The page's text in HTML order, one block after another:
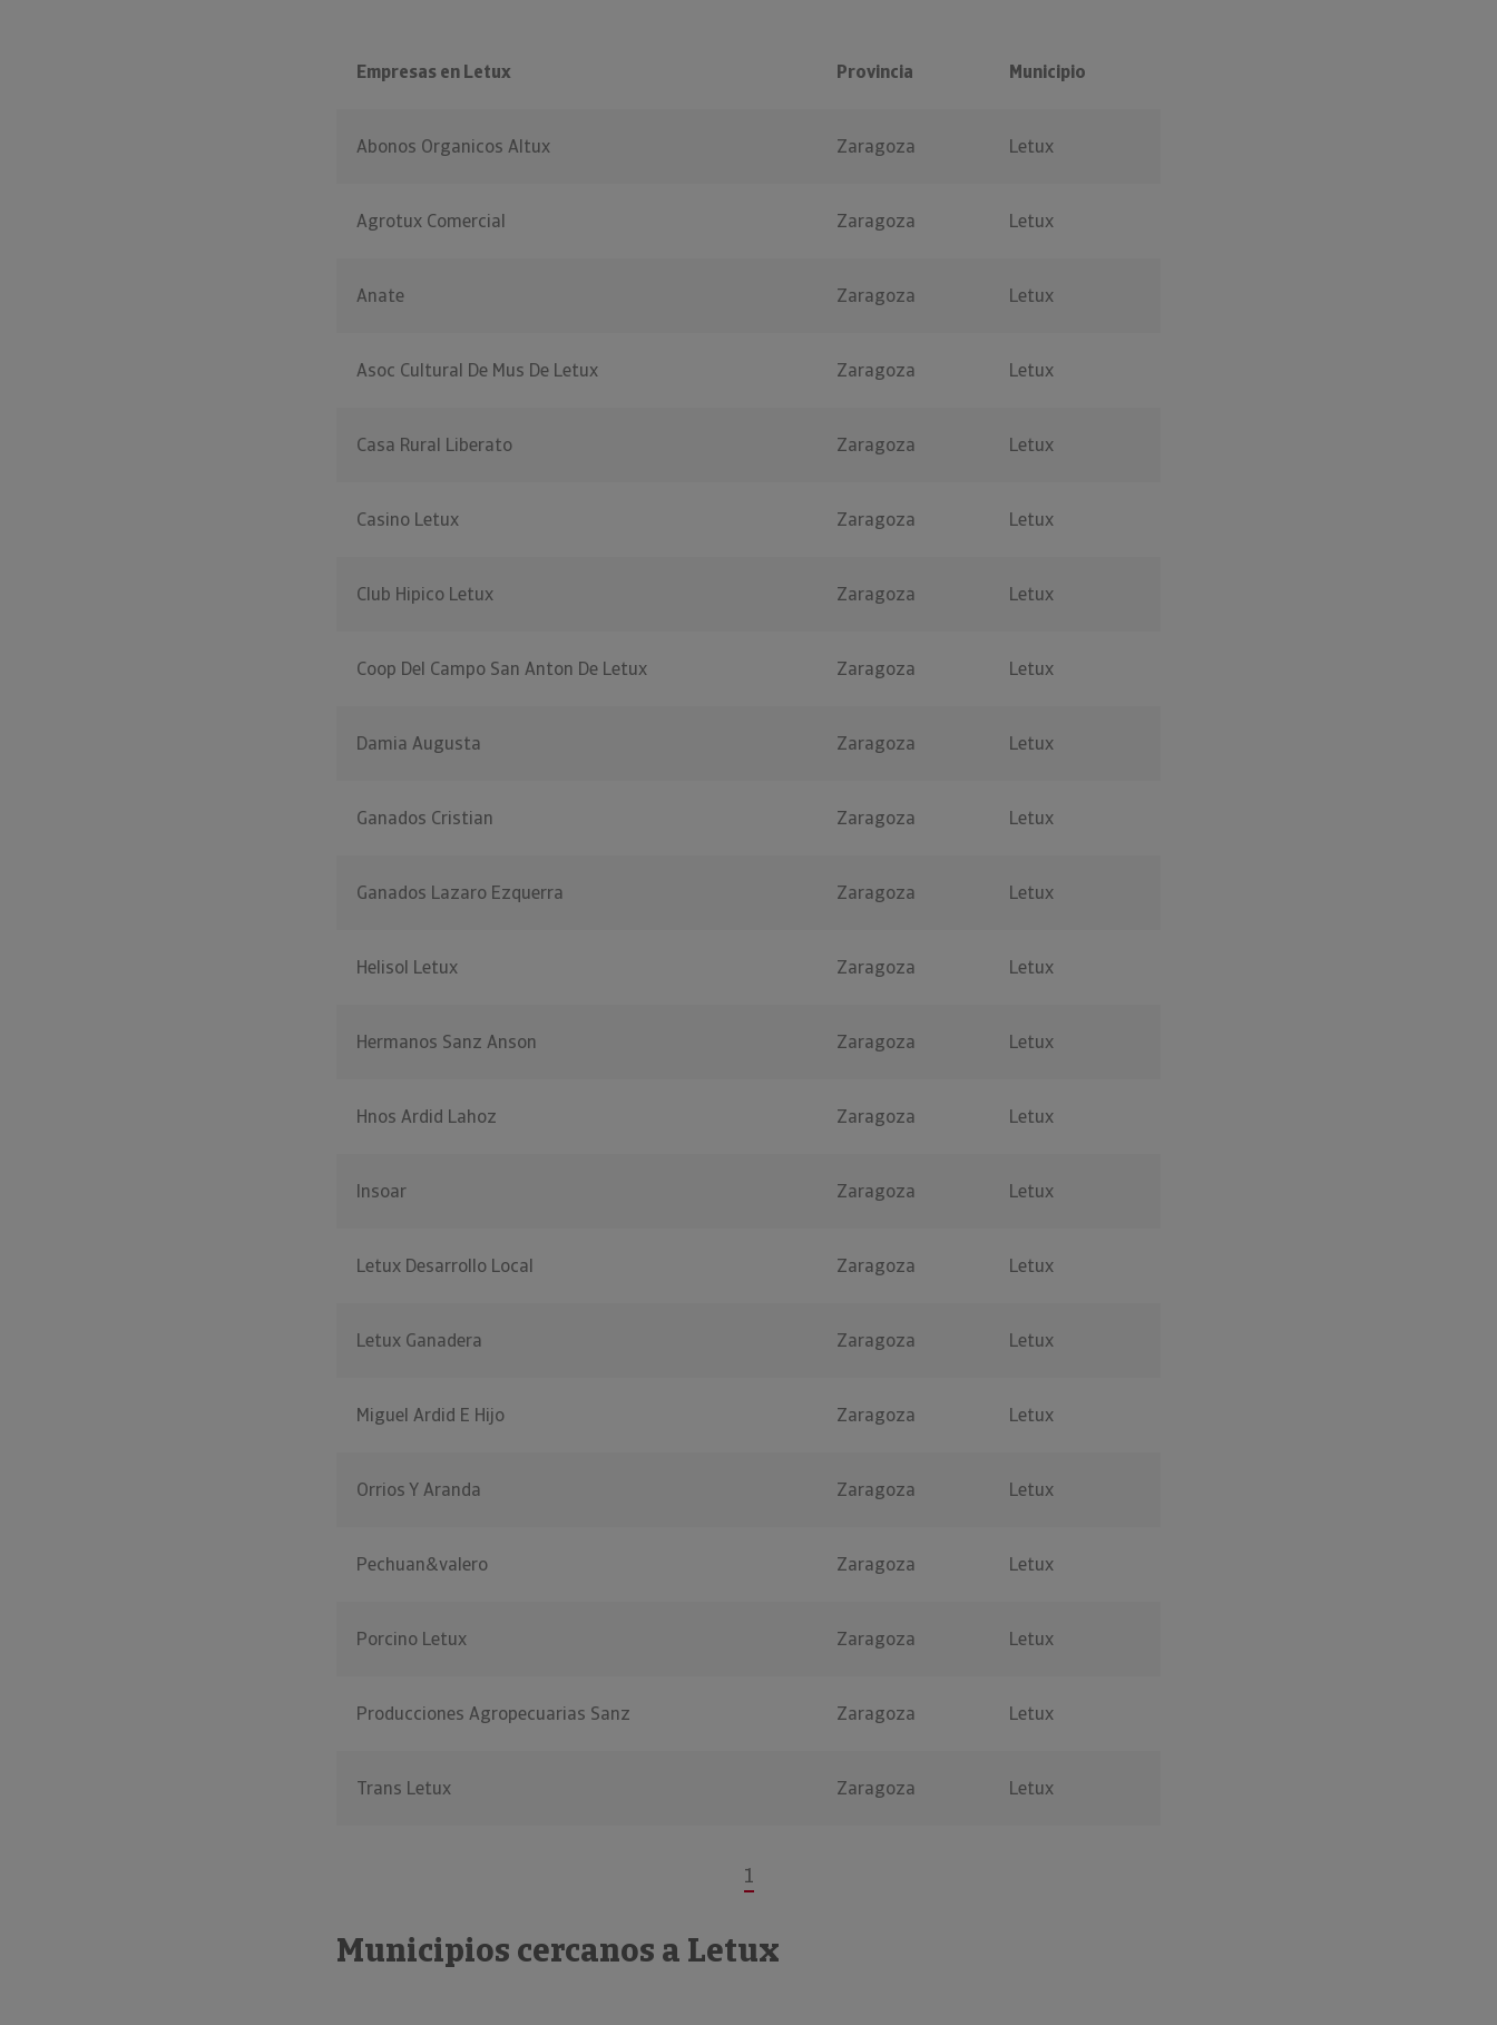
Empresas en Letux Provincia Municipio
Abonos Organicos Altux Zaragoza Letux
Agrotux Comercial Zaragoza Letux
Anate Zaragoza Letux
Asoc Cultural De Mus De Letux Zaragoza Letux
Casa Rural Liberato Zaragoza Letux
Casino Letux Zaragoza Letux
Club Hipico Letux Zaragoza Letux
Coop Del Campo San Anton De Letux Zaragoza Letux
Damia Augusta Zaragoza Letux
Ganados Cristian Zaragoza Letux
Ganados Lazaro Ezquerra Zaragoza Letux
Helisol Letux Zaragoza Letux
Hermanos Sanz Anson Zaragoza Letux
Hnos Ardid Lahoz Zaragoza Letux
Insoar Zaragoza Letux
Letux Desarrollo Local Zaragoza Letux
Letux Ganadera Zaragoza Letux
Miguel Ardid E Hijo Zaragoza Letux
Orrios Y Aranda Zaragoza Letux
Pechuan&valero Zaragoza Letux
Porcino Letux Zaragoza Letux
Producciones Agropecuarias Sanz Zaragoza Letux
Trans Letux Zaragoza Letux
1
Municipios cercanos a Letux